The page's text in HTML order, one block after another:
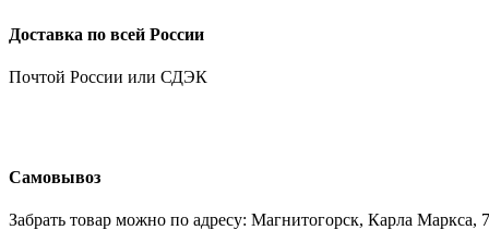
Доставка по всей России
Почтой России или СДЭК
Самовывоз
Забрать товар можно по адресу: Магнитогорск, Карла Маркса,